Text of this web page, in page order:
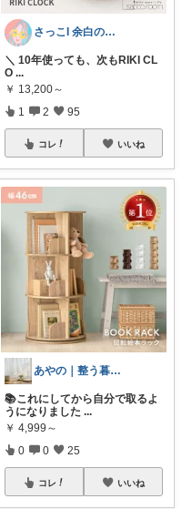
さっこI 余白のある暮らし
＼ 10年使っても、次もRIKI CL
O ...
￥ 13,200～
1 2 95
コレ いいね
あやの｜整う暮らしROOM
📚これにしてから自分で取るよ
うになりました ...
￥ 4,999～
0 0 25
コレ いいね